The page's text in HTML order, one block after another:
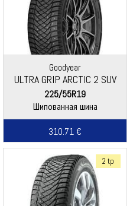
Goodyear
ULTRA GRIP ARCTIC 2 SUV
225/55R19
Шипованная шина
310.71 €
2 tp